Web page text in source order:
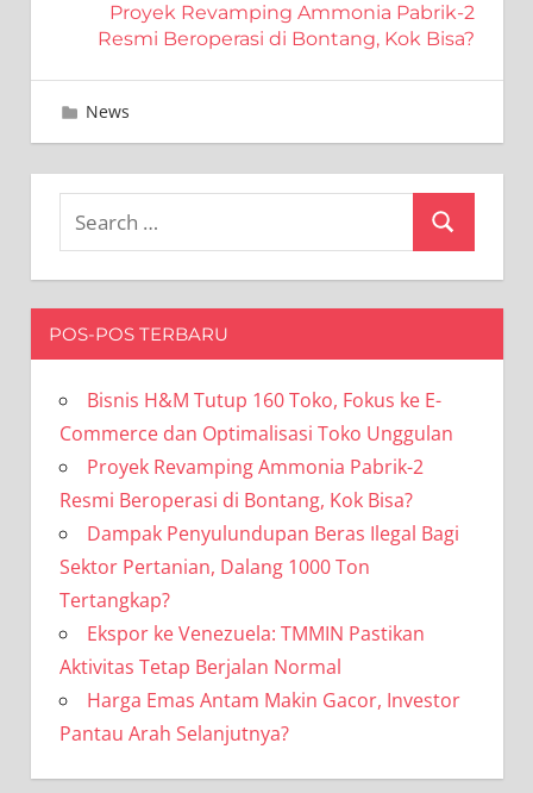
Proyek Revamping Ammonia Pabrik-2
Resmi Beroperasi di Bontang, Kok Bisa?
Januari 20, 2026
Editor
News
Search
POS-POS TERBARU
Bisnis H&M Tutup 160 Toko, Fokus ke E-
Commerce dan Optimalisasi Toko Unggulan
Proyek Revamping Ammonia Pabrik-2
Resmi Beroperasi di Bontang, Kok Bisa?
Dampak Penyulundupan Beras Ilegal Bagi
Sektor Pertanian, Dalang 1000 Ton
Tertangkap?
Ekspor ke Venezuela: TMMIN Pastikan
Aktivitas Tetap Berjalan Normal
Harga Emas Antam Makin Gacor, Investor
Pantau Arah Selanjutnya?